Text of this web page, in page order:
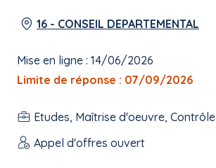
16 - CONSEIL DEPARTEMENTAL
Mise en ligne : 14/06/2026
Limite de réponse : 07/09/2026
Etudes, Maîtrise d'oeuvre, Contrôle
Appel d'offres ouvert